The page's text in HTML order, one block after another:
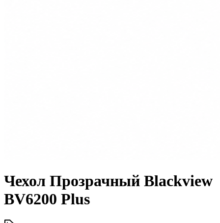
Чехол Прозрачный Blackview
BV6200 Plus